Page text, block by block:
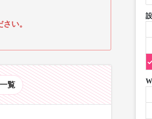
い。
一覧